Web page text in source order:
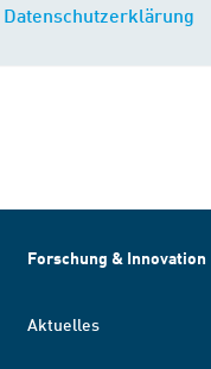
Datenschutzerklärung
Forschung & Innovation
Aktuelles